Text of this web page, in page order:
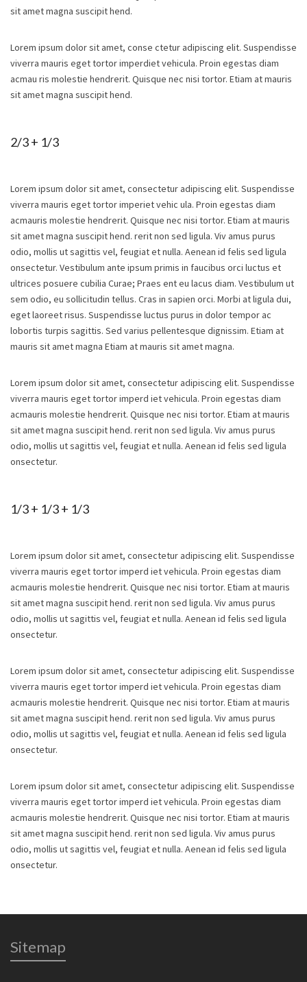
sit amet magna suscipit hend.
Lorem ipsum dolor sit amet, conse ctetur adipiscing elit. Suspendisse
viverra mauris eget tortor imperdiet vehicula. Proin egestas diam
acmau ris molestie hendrerit. Quisque nec nisi tortor. Etiam at mauris
sit amet magna suscipit hend.
2/3 + 1/3
Lorem ipsum dolor sit amet, consectetur adipiscing elit. Suspendisse
viverra mauris eget tortor imperiet vehic ula. Proin egestas diam
acmauris molestie hendrerit. Quisque nec nisi tortor. Etiam at mauris
sit amet magna suscipit hend. rerit non sed ligula. Viv amus purus
odio, mollis ut sagittis vel, feugiat et nulla. Aenean id felis sed ligula
onsectetur. Vestibulum ante ipsum primis in faucibus orci luctus et
ultrices posuere cubilia Curae; Praes ent eu lacus diam. Vestibulum ut
sem odio, eu sollicitudin tellus. Cras in sapien orci. Morbi at ligula dui,
eget laoreet risus. Suspendisse luctus purus in dolor tempor ac
lobortis turpis sagittis. Sed varius pellentesque dignissim. Etiam at
mauris sit amet magna Etiam at mauris sit amet magna.
Lorem ipsum dolor sit amet, consectetur adipiscing elit. Suspendisse
viverra mauris eget tortor imperd iet vehicula. Proin egestas diam
acmauris molestie hendrerit. Quisque nec nisi tortor. Etiam at mauris
sit amet magna suscipit hend. rerit non sed ligula. Viv amus purus
odio, mollis ut sagittis vel, feugiat et nulla. Aenean id felis sed ligula
onsectetur.
1/3 + 1/3 + 1/3
Lorem ipsum dolor sit amet, consectetur adipiscing elit. Suspendisse
viverra mauris eget tortor imperd iet vehicula. Proin egestas diam
acmauris molestie hendrerit. Quisque nec nisi tortor. Etiam at mauris
sit amet magna suscipit hend. rerit non sed ligula. Viv amus purus
odio, mollis ut sagittis vel, feugiat et nulla. Aenean id felis sed ligula
onsectetur.
Lorem ipsum dolor sit amet, consectetur adipiscing elit. Suspendisse
viverra mauris eget tortor imperd iet vehicula. Proin egestas diam
acmauris molestie hendrerit. Quisque nec nisi tortor. Etiam at mauris
sit amet magna suscipit hend. rerit non sed ligula. Viv amus purus
odio, mollis ut sagittis vel, feugiat et nulla. Aenean id felis sed ligula
onsectetur.
Lorem ipsum dolor sit amet, consectetur adipiscing elit. Suspendisse
viverra mauris eget tortor imperd iet vehicula. Proin egestas diam
acmauris molestie hendrerit. Quisque nec nisi tortor. Etiam at mauris
sit amet magna suscipit hend. rerit non sed ligula. Viv amus purus
odio, mollis ut sagittis vel, feugiat et nulla. Aenean id felis sed ligula
onsectetur.
Sitemap